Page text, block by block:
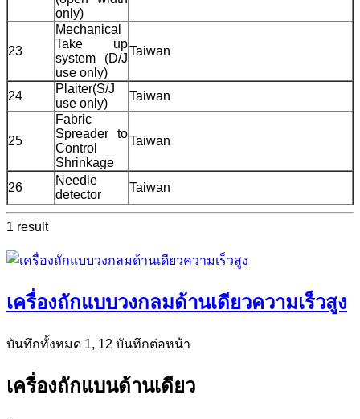
only)
23
Mechanical
Take up
system (D/J
use only)
Taiwan
24
Plaiter(S/J
use only)
Taiwan
25
Fabric
Spreader to
Control
Shrinkage
Taiwan
26
Needle
detector
Taiwan
1 result
เครื่องถักแบบวงกลมด้านเดียวความเร็วสูง
บันทึกทั้งหมด 1, 12 บันทึกต่อหน้า
เครื่องถักแบนด้านเดียว